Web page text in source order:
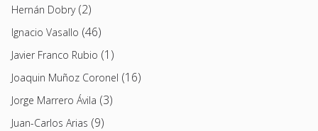
Hernán Dobry(2)
Ignacio Vasallo (46)
Javier Franco Rubio (1)
Joaquin Muñoz Coronel (16)
Jorge Marrero Ávila (3)
Juan-Carlos Arias (9)